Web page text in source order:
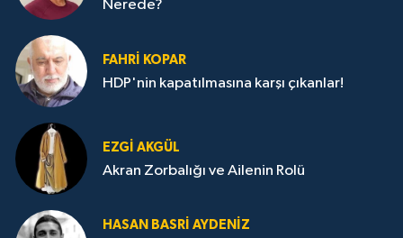
Nerede?
FAHRI KOPAR
HDP'nin kapatılmasına karşı çıkanlar!
EZGI AKGÜL
Akran Zorbalığı ve Ailenin Rolü
HASAN BASRI AYDENIZ